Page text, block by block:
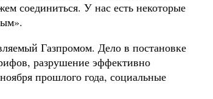
соединиться. У нас есть некоторые
Газпромом. Дело в постановке
разрушение эффективно
прошлого года, социальные